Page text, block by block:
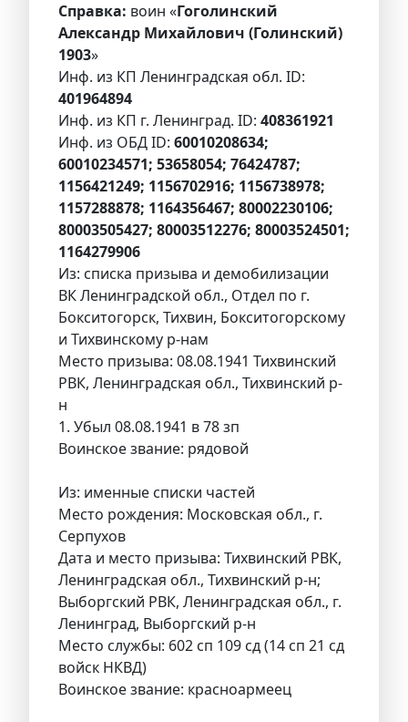
Справка: воин «Гоголинский
Александр Михайлович (Голинский)
1903»
Инф. из КП Ленинградская обл. ID:
401964894
Инф. из КП г. Ленинград. ID: 408361921
Инф. из ОБД ID: 60010208634;
60010234571; 53658054; 76424787;
1156421249; 1156702916; 1156738978;
1157288878; 1164356467; 80002230106;
80003505427; 80003512276; 80003524501;
1164279906
Из: списка призыва и демобилизации
ВК Ленинградской обл., Отдел по г.
Бокситогорск, Тихвин, Бокситогорскому
и Тихвинскому р-нам
Место призыва: 08.08.1941 Тихвинский
РВК, Ленинградская обл., Тихвинский р-
н
1. Убыл 08.08.1941 в 78 зп
Воинское звание: рядовой
Из: именные списки частей
Место рождения: Московская обл., г.
Серпухов
Дата и место призыва: Тихвинский РВК,
Ленинградская обл., Тихвинский р-н;
Выборгский РВК, Ленинградская обл., г.
Ленинград, Выборгский р-н
Место службы: 602 сп 109 сд (14 сп 21 сд
войск НКВД)
Воинское звание: красноармеец